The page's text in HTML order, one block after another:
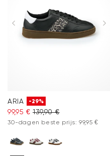
ARIA -29%
99,95 € 139,90 €
30-dagen beste prijs: 99,95 €